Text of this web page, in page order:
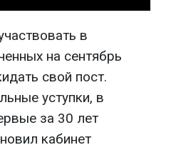
в
на сентябрь
свой пост.
уступки, в
за 30 лет
кабинет